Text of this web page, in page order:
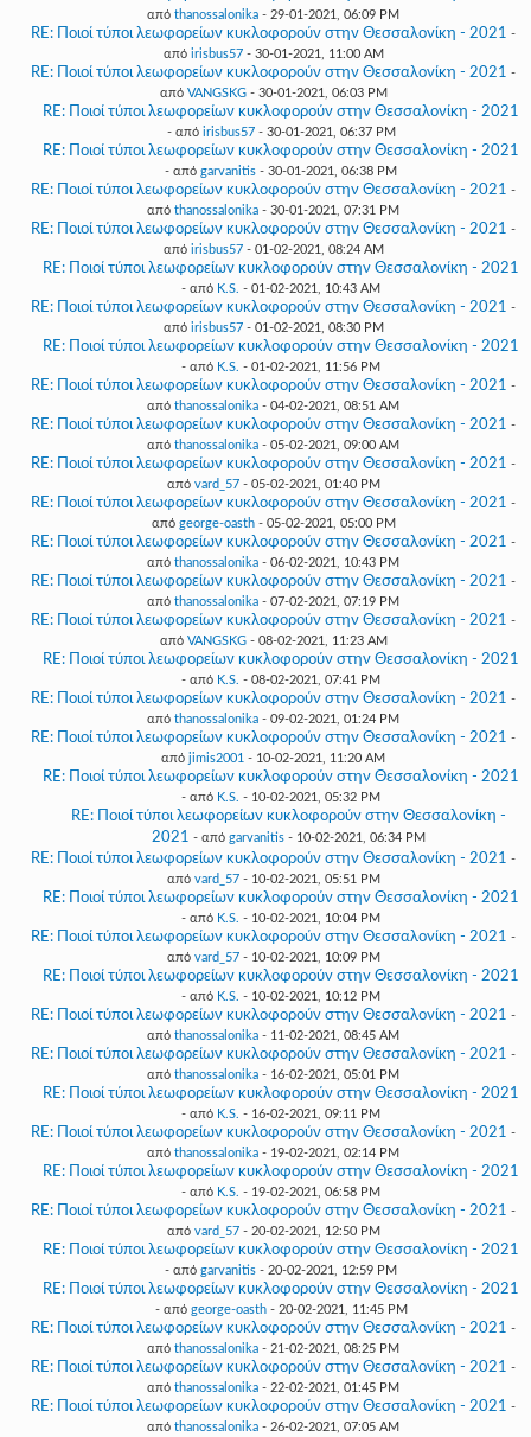
από thanossalonika - 29-01-2021, 06:09 PM
RE: Ποιοί τύποι λεωφορείων κυκλοφορούν στην Θεσσαλονίκη - 2021 -
από irisbus57- 30-01-2021, 11:00 AM
RE: Ποιοί τύποι λεωφορείων κυκλοφορούν στην Θεσσαλονίκη - 2021 -
από VANGSKG- 30-01-2021, 06:03 PM
RE: Ποιοί τύποι λεωφορείων κυκλοφορούν στην Θεσσαλονίκη - 2021
- από irisbus57- 30-01-2021, 06:37 PM
RE: Ποιοί τύποι λεωφορείων κυκλοφορούν στην Θεσσαλονίκη - 2021
- από garvanitis - 30-01-2021, 06:38 PM
RE: Ποιοί τύποι λεωφορείων κυκλοφορούν στην Θεσσαλονίκη - 2021 -
από thanossalonika - 30-01-2021, 07:31 PM
RE: Ποιοί τύποι λεωφορείων κυκλοφορούν στην Θεσσαλονίκη - 2021 -
από irisbus57- 01-02-2021, 08:24 AM
RE: Ποιοί τύποι λεωφορείων κυκλοφορούν στην Θεσσαλονίκη - 2021
- από K.S. - 01-02-2021, 10:43 AM
RE: Ποιοί τύποι λεωφορείων κυκλοφορούν στην Θεσσαλονίκη - 2021 -
από irisbus57- 01-02-2021, 08:30 PM
RE: Ποιοί τύποι λεωφορείων κυκλοφορούν στην Θεσσαλονίκη - 2021
- από K.S. - 01-02-2021, 11:56 PM
RE: Ποιοί τύποι λεωφορείων κυκλοφορούν στην Θεσσαλονίκη - 2021 -
από thanossalonika - 04-02-2021, 08:51 AM
RE: Ποιοί τύποι λεωφορείων κυκλοφορούν στην Θεσσαλονίκη - 2021 -
από thanossalonika - 05-02-2021, 09:00 AM
RE: Ποιοί τύποι λεωφορείων κυκλοφορούν στην Θεσσαλονίκη - 2021 -
από vard_57- 05-02-2021, 01:40 PM
RE: Ποιοί τύποι λεωφορείων κυκλοφορούν στην Θεσσαλονίκη - 2021 -
από george-oasth- 05-02-2021, 05:00 PM
RE: Ποιοί τύποι λεωφορείων κυκλοφορούν στην Θεσσαλονίκη - 2021 -
από thanossalonika - 06-02-2021, 10:43 PM
RE: Ποιοί τύποι λεωφορείων κυκλοφορούν στην Θεσσαλονίκη - 2021 -
από thanossalonika - 07-02-2021, 07:19 PM
RE: Ποιοί τύποι λεωφορείων κυκλοφορούν στην Θεσσαλονίκη - 2021 -
από VANGSKG- 08-02-2021, 11:23 AM
RE: Ποιοί τύποι λεωφορείων κυκλοφορούν στην Θεσσαλονίκη - 2021
- από K.S. - 08-02-2021, 07:41 PM
RE: Ποιοί τύποι λεωφορείων κυκλοφορούν στην Θεσσαλονίκη - 2021 -
από thanossalonika - 09-02-2021, 01:24 PM
RE: Ποιοί τύποι λεωφορείων κυκλοφορούν στην Θεσσαλονίκη - 2021 -
από jimis2001 - 10-02-2021, 11:20 AM
RE: Ποιοί τύποι λεωφορείων κυκλοφορούν στην Θεσσαλονίκη - 2021
- από K.S. - 10-02-2021, 05:32 PM
RE: Ποιοί τύποι λεωφορείων κυκλοφορούν στην Θεσσαλονίκη -
2021 - από garvanitis - 10-02-2021, 06:34 PM
RE: Ποιοί τύποι λεωφορείων κυκλοφορούν στην Θεσσαλονίκη - 2021 -
από vard_57- 10-02-2021, 05:51 PM
RE: Ποιοί τύποι λεωφορείων κυκλοφορούν στην Θεσσαλονίκη - 2021
- από K.S. - 10-02-2021, 10:04 PM
RE: Ποιοί τύποι λεωφορείων κυκλοφορούν στην Θεσσαλονίκη - 2021 -
από vard_57- 10-02-2021, 10:09 PM
RE: Ποιοί τύποι λεωφορείων κυκλοφορούν στην Θεσσαλονίκη - 2021
- από K.S. - 10-02-2021, 10:12 PM
RE: Ποιοί τύποι λεωφορείων κυκλοφορούν στην Θεσσαλονίκη - 2021 -
από thanossalonika - 11-02-2021, 08:45 AM
RE: Ποιοί τύποι λεωφορείων κυκλοφορούν στην Θεσσαλονίκη - 2021 -
από thanossalonika - 16-02-2021, 05:01 PM
RE: Ποιοί τύποι λεωφορείων κυκλοφορούν στην Θεσσαλονίκη - 2021
- από K.S. - 16-02-2021, 09:11 PM
RE: Ποιοί τύποι λεωφορείων κυκλοφορούν στην Θεσσαλονίκη - 2021 -
από thanossalonika - 19-02-2021, 02:14 PM
RE: Ποιοί τύποι λεωφορείων κυκλοφορούν στην Θεσσαλονίκη - 2021
- από K.S. - 19-02-2021, 06:58 PM
RE: Ποιοί τύποι λεωφορείων κυκλοφορούν στην Θεσσαλονίκη - 2021 -
από vard_57- 20-02-2021, 12:50 PM
RE: Ποιοί τύποι λεωφορείων κυκλοφορούν στην Θεσσαλονίκη - 2021
- από garvanitis - 20-02-2021, 12:59 PM
RE: Ποιοί τύποι λεωφορείων κυκλοφορούν στην Θεσσαλονίκη - 2021
- από george-oasth- 20-02-2021, 11:45 PM
RE: Ποιοί τύποι λεωφορείων κυκλοφορούν στην Θεσσαλονίκη - 2021 -
από thanossalonika - 21-02-2021, 08:25 PM
RE: Ποιοί τύποι λεωφορείων κυκλοφορούν στην Θεσσαλονίκη - 2021 -
από thanossalonika - 22-02-2021, 01:45 PM
RE: Ποιοί τύποι λεωφορείων κυκλοφορούν στην Θεσσαλονίκη - 2021 -
από thanossalonika - 26-02-2021, 07:05 AM